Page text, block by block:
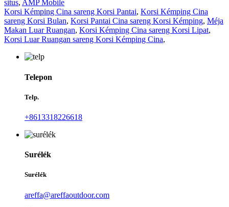
situs, AMP Mobile
Korsi Kémping Cina sareng Korsi Pantai, Korsi Kémping Cina
sareng Korsi Bulan, Korsi Pantai Cina sareng Korsi Kémping, Méja
Makan Luar Ruangan, Korsi Kémping Cina sareng Korsi Lipat,
Korsi Luar Ruangan sareng Korsi Kémping Cina,
Telepon
Telp.
+8613318226618
Surélék
Surélék
areffa@areffaoutdoor.com